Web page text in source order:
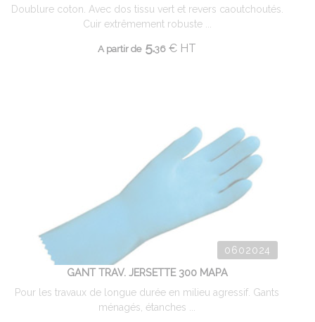
Doublure coton. Avec dos tissu vert et revers caoutchoutés.
Cuir extrêmement robuste ...
A partir de5.36 € HT
0602024
GANT TRAV. JERSETTE 300 MAPA
Pour les travaux de longue durée en milieu agressif. Gants
ménagés, étanches ...